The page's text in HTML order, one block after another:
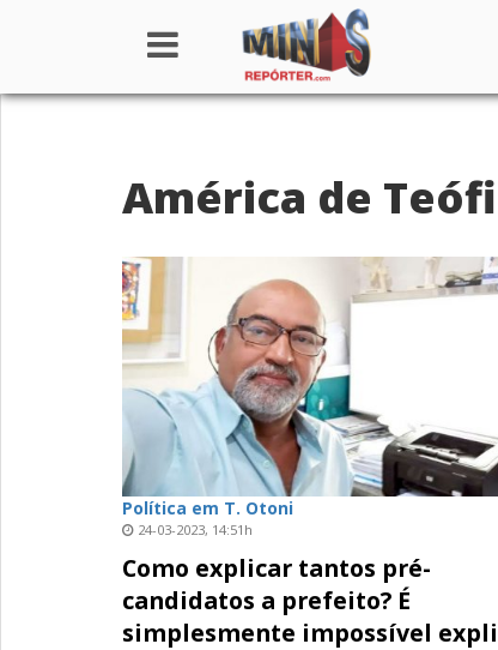
InstitucionalAmérica de
Política em T. Otoni
24-03-2023, 14:51h
Como explicar tantos pré-
candidatos a prefeito? É
simplesmente impossível